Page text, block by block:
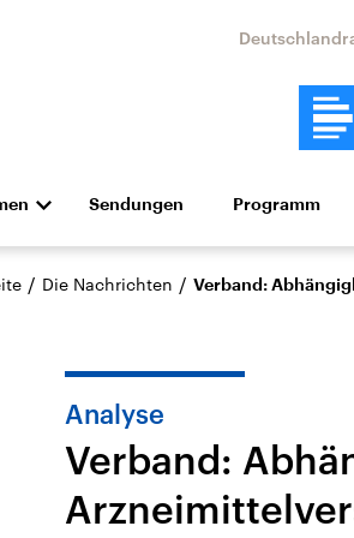
Politik Wirtschaft
und Feature Musik
Sachsen-
2026
USA
Aktuelle Beiträge,
Sendungen Programm
/ Die Nachrichten / Verband:
Analyse
Verband: